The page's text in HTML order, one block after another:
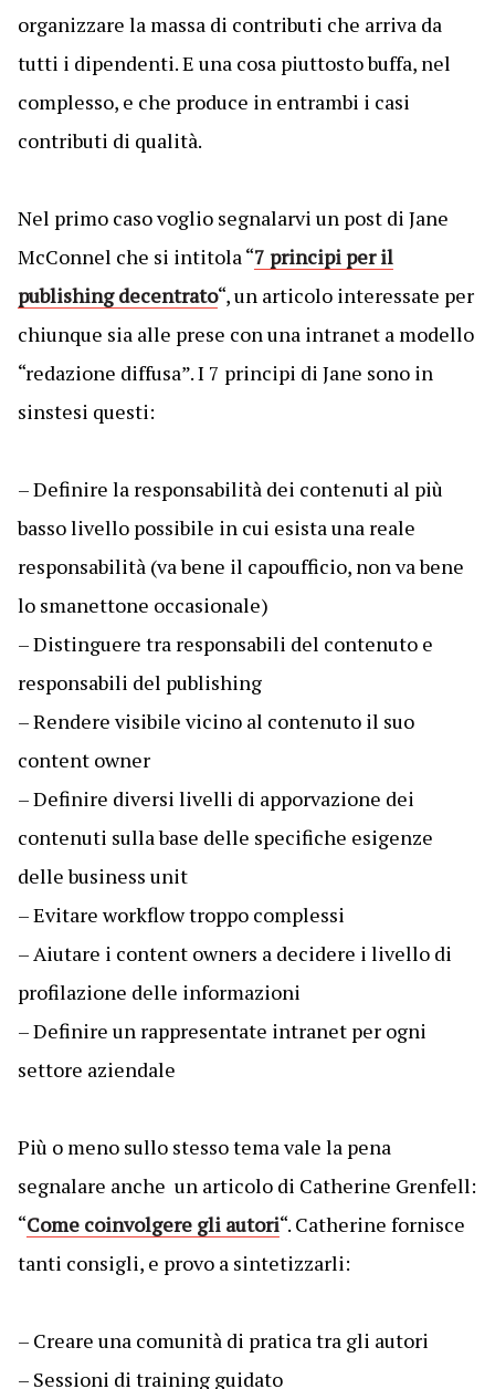
organizzare la massa di contributi che arriva da
tutti i dipendenti. E una cosa piuttosto buffa, nel
complesso, e che produce in entrambi i casi
contributi di qualità.
Nel primo caso voglio segnalarvi un post di Jane
McConnel che si intitola “7 principi per il
publishing decentrato“, un articolo interessate per
chiunque sia alle prese con una intranet a modello
“redazione diffusa”. I 7 principi di Jane sono in
sinstesi questi:
– Definire la responsabilità dei contenuti al più
basso livello possibile in cui esista una reale
responsabilità (va bene il capoufficio, non va bene
lo smanettone occasionale)
– Distinguere tra responsabili del contenuto e
responsabili del publishing
– Rendere visibile vicino al contenuto il suo
content owner
– Definire diversi livelli di apporvazione dei
contenuti sulla base delle specifiche esigenze
delle business unit
– Evitare workflow troppo complessi
– Aiutare i content owners a decidere i livello di
profilazione delle informazioni
– Definire un rappresentate intranet per ogni
settore aziendale
Più o meno sullo stesso tema vale la pena
segnalare anche un articolo di Catherine Grenfell:
“Come coinvolgere gli autori“. Catherine fornisce
tanti consigli, e provo a sintetizzarli:
– Creare una comunità di pratica tra gli autori
– Sessioni di training guidato